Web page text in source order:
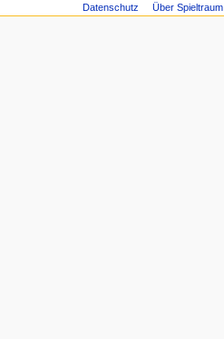
Datenschutz Über Spieltraum